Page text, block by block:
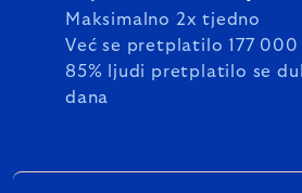
Maksimalno 2x tjedno
Već se pretplatilo 177 000
85% ljudi pretplatilo se
dana